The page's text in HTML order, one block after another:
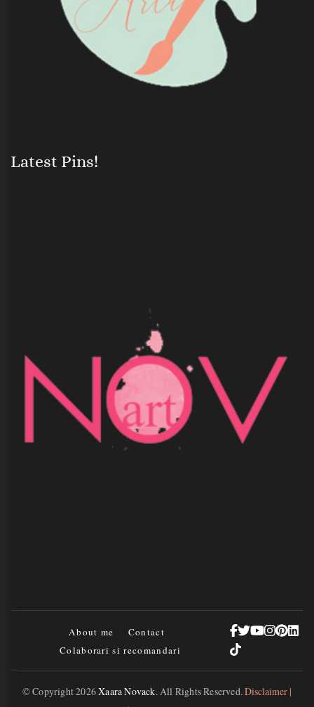
Latest Pins!
About me
Contact
Colaborari si recomandari
© Copyright 2026Xaara Novack. All Rights Reserved.Disclaimer |